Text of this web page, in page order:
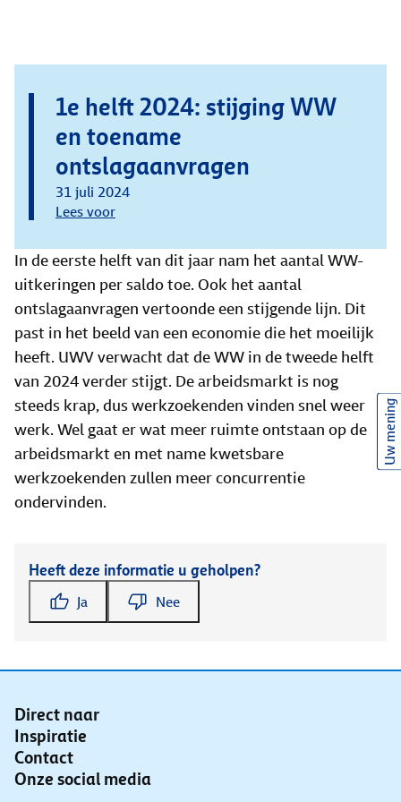
1e helft 2024: stijging WW
en toename
ontslagaanvragen
31 juli 2024
Lees voor
In de eerste helft van dit jaar nam het aantal WW-
uitkeringen per saldo toe. Ook het aantal
ontslagaanvragen vertoonde een stijgende lijn. Dit
past in het beeld van een economie die het moeilijk
heeft. UWV verwacht dat de WW in de tweede helft
van 2024 verder stijgt. De arbeidsmarkt is nog
steeds krap, dus werkzoekenden vinden snel weer
werk. Wel gaat er wat meer ruimte ontstaan op de
arbeidsmarkt en met name kwetsbare
werkzoekenden zullen meer concurrentie
ondervinden.
Heeft deze informatie u geholpen?
Ja Nee
Direct naar
Inspiratie
Contact
Onze social media
Uw mening